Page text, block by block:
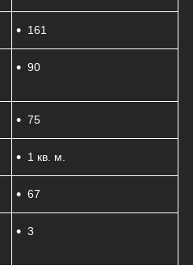
161
90
75
1 кв. м.
67
3